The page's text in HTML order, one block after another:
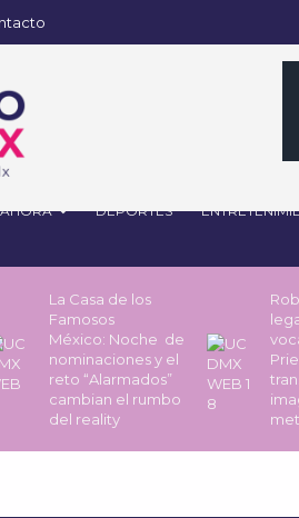
DEPORTES
La Casa de los
Famosos
México: Noche de
nominaciones y el
reto “Alarmados”
cambian el rumbo
del reality